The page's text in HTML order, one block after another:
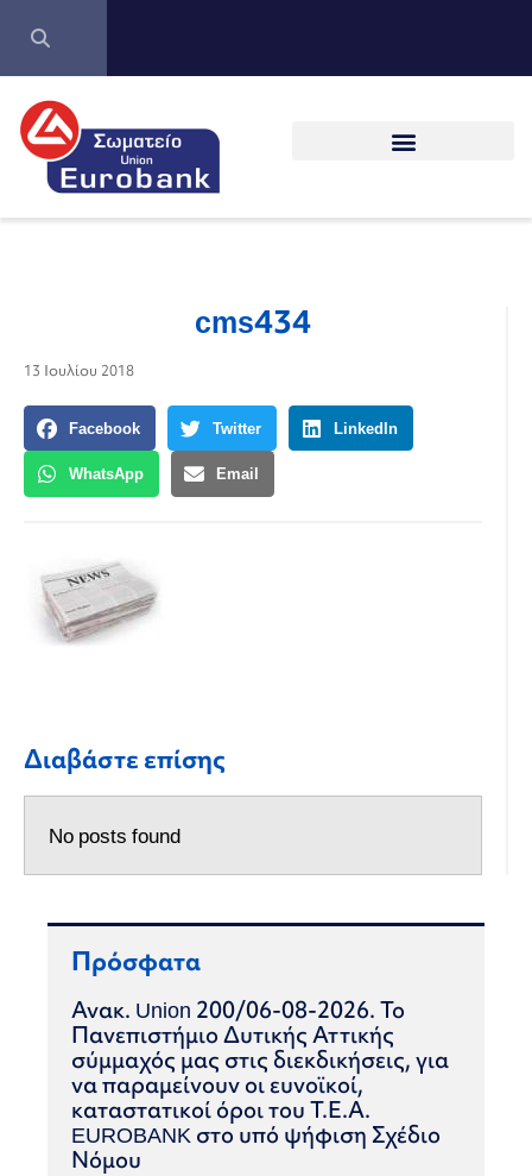
cms434
13 Ιουλίου 2018
Facebook Twitter LinkedIn
WhatsApp Email
Διαβάστε επίσης
No posts found
Πρόσφατα
Ανακ. Union 200/06-08-2026. Το
Πανεπιστήμιο Δυτικής Αττικής
σύμμαχός μας στις διεκδικήσεις, για
να παραμείνουν οι ευνοϊκοί,
καταστατικοί όροι του Τ.Ε.Α.
EUROBANK στο υπό ψήφιση Σχέδιο
Νόμου